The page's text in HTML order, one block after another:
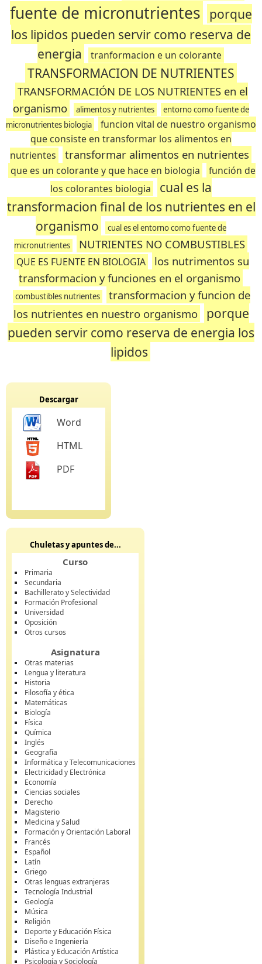
fuente de micronutrientes porque
los lipidos pueden servir como reserva de
energia
tranformacion e un colorante
TRANSFORMACION DE NUTRIENTES
TRANSFORMACIÓN DE LOS NUTRIENTES en el
organismo
alimentos y nutrientes
entorno como fuente de
micronutrientes biologia
funcion vital de nuestro organismo
que consiste en transformar los alimentos en
nutrientes
transformar alimentos en nutrientes
que es un colorante y que hace en biologia
función de
los colorantes biologia
cual es la
transformacion final de los nutrientes en el
organismo
cual es el entorno como fuente de
micronutrientes
NUTRIENTES NO COMBUSTIBLES
QUE ES FUENTE EN BIOLOGIA
los nutrimentos su
transformacion y funciones en el organismo
combustibles nutrientes
transformacion y funcion de
los nutrientes en nuestro organismo
porque
pueden servir como reserva de energia los
lipidos
Descargar
Word
HTML
PDF
Chuletas y apuntes de...
Curso
Primaria
Secundaria
Bachillerato y Selectividad
Formación Profesional
Universidad
Oposición
Otros cursos
Asignatura
Otras materias
Lengua y literatura
Historia
Filosofía y ética
Matemáticas
Biología
Física
Química
Inglés
Geografía
Informática y Telecomunicaciones
Electricidad y Electrónica
Economía
Ciencias sociales
Derecho
Magisterio
Medicina y Salud
Formación y Orientación Laboral
Francés
Español
Latín
Griego
Otras lenguas extranjeras
Tecnología Industrial
Geología
Música
Religión
Deporte y Educación Física
Diseño e Ingeniería
Plástica y Educación Artística
Psicología y Sociología